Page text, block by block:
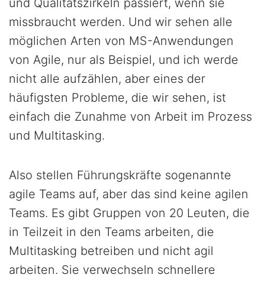
und Qualitätszirkeln passiert, wenn sie
missbraucht werden. Und wir sehen alle
möglichen Arten von MS-Anwendungen
von Agile, nur als Beispiel, und ich werde
nicht alle aufzählen, aber eines der
häufigsten Probleme, die wir sehen, ist
einfach die Zunahme von Arbeit im Prozess
und Multitasking.
Also stellen Führungskräfte sogenannte
agile Teams auf, aber das sind keine agilen
Teams. Es gibt Gruppen von 20 Leuten, die
in Teilzeit in den Teams arbeiten, die
Multitasking betreiben und nicht agil
arbeiten. Sie verwechseln schnellere